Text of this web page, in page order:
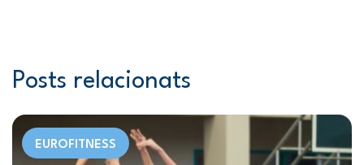
Posts relacionats
EUROFITNESS